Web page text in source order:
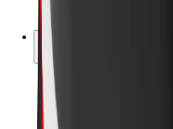
Společnost